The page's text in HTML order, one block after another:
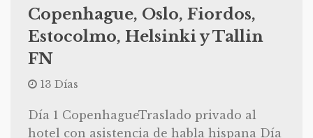
Copenhague, Oslo, Fiordos,
Estocolmo, Helsinki y Tallin
FN
13 Días
Día 1 CopenhagueTraslado privado al
hotel con asistencia de habla hispana Día